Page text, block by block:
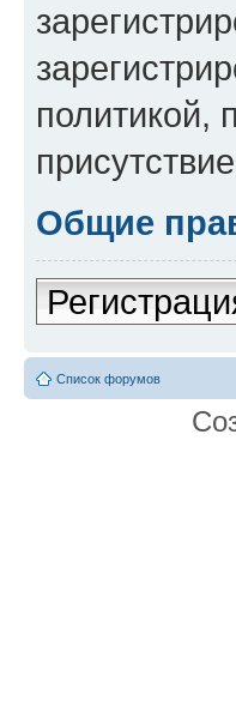
политикой,
Общие
Список форумов